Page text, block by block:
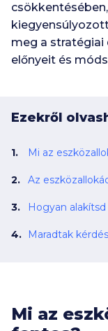
meg a
előnyeit és
Ezekről
Mi az
Az
Hogyan
Maradtak
Mi az